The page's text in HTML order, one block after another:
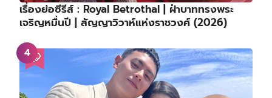
เรื่องย่อซีรีส์ : Royal Betrothal | ฝ่าบาททรงพระ
เจริญหมื่นปี | สัญญาวิวาห์แห่งราชวงศ์ (2026)